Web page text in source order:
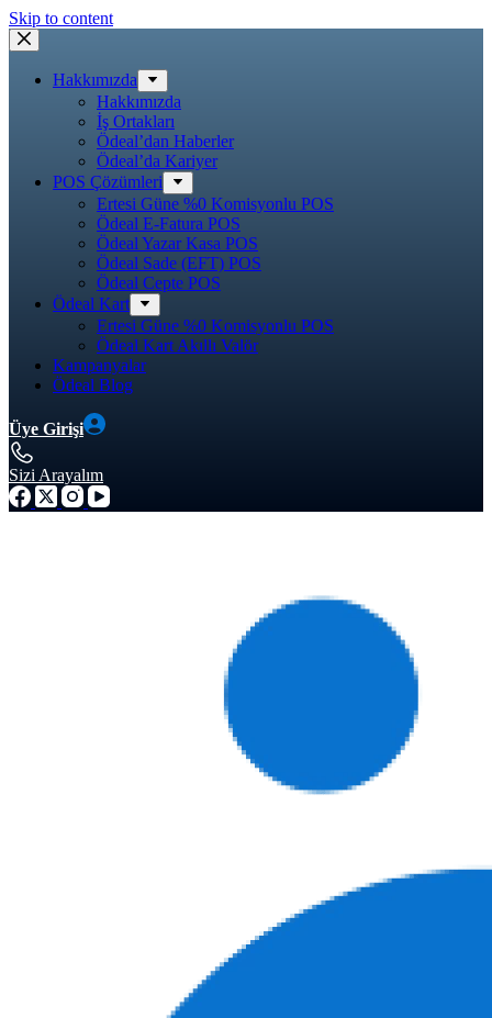
Skip to content
Hakkımızda
Hakkımızda
İş Ortakları
Ödeal’dan Haberler
Ödeal’da Kariyer
POS Çözümleri
Ertesi Güne %0 Komisyonlu POS
Ödeal E-Fatura POS
Ödeal Yazar Kasa POS
Ödeal Sade (EFT) POS
Ödeal Cepte POS
Ödeal Kart
Ertesi Güne %0 Komisyonlu POS
Ödeal Kart Akıllı Valör
Kampanyalar
Ödeal Blog
Üye Girişi
Sizi Arayalım